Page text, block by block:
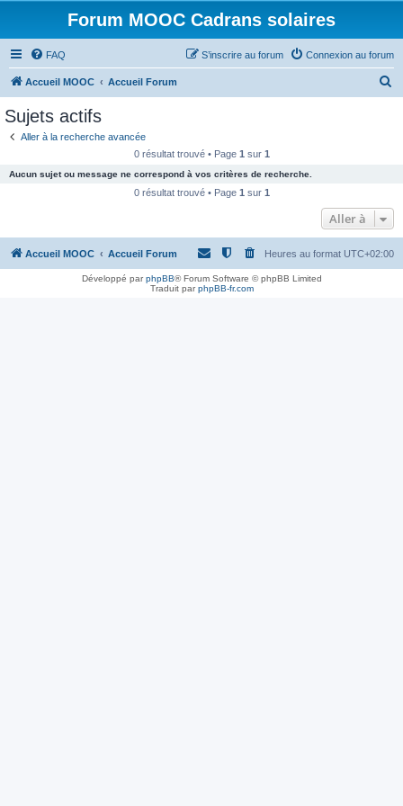
Forum MOOC Cadrans solaires
FAQ Connexion au forum
S’inscrire au forum
Accueil MOOC Accueil Forum
c
e
Sujets actifs
Aller à la recherche avancée
0 résultat trouvé • Page 1 sur 1
Aucun sujet ou message ne correspond à vos critères de recherche.
0 résultat trouvé • Page 1 sur 1
Aller à
Accueil MOOC Accueil Forum Heures au format UTC+02:00
Développé parphpBB® Forum Software © phpBB Limited
Traduit parphpBB-fr.com